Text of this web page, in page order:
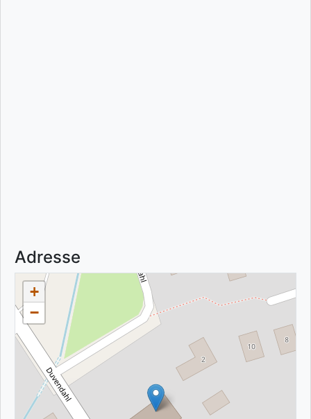
Adresse
+
−